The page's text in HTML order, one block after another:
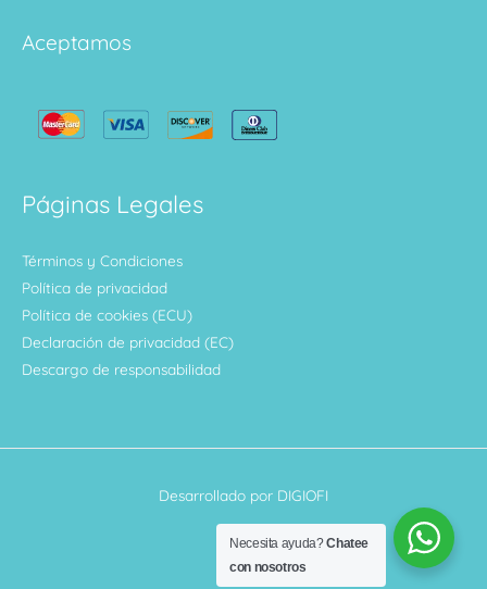
Aceptamos
Páginas Legales
Términos y Condiciones
Política de privacidad
Política de cookies (ECU)
Declaración de privacidad (EC)
Descargo de responsabilidad
Desarrollado por DIGIOFI
Necesita ayuda?Chatee
con nosotros